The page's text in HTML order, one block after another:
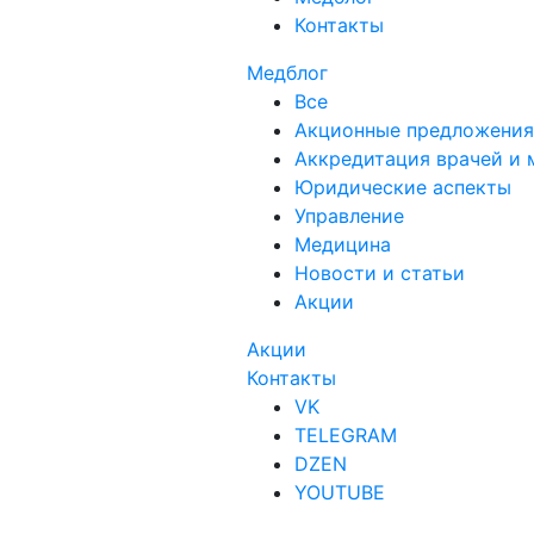
Контакты
Медблог
Все
Акционные предложения
Аккредитация врачей и
Юридические аспекты
Управление
Медицина
Новости и статьи
Акции
Акции
Контакты
VK
TELEGRAM
DZEN
YOUTUBE